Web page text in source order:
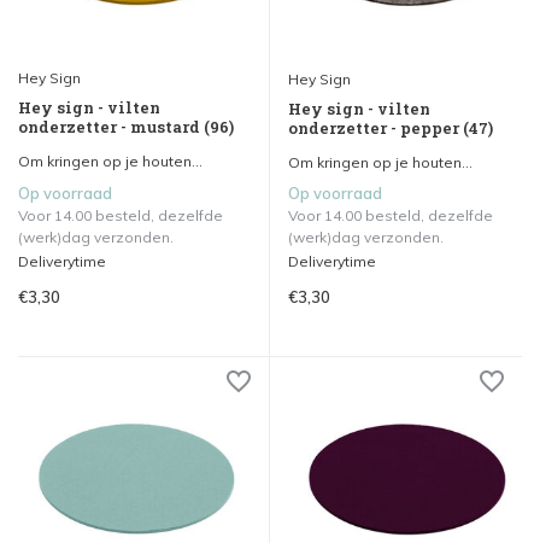
Hey Sign
Hey sign - vilten
onderzetter - mustard (96)
Om kringen op je houten...
Op voorraad
Voor 14.00 besteld, dezelfde
(werk)dag verzonden.
Deliverytime
€3,30
Hey Sign
Hey sign - vilten
onderzetter - pepper (47)
Om kringen op je houten...
Op voorraad
Voor 14.00 besteld, dezelfde
(werk)dag verzonden.
Deliverytime
€3,30